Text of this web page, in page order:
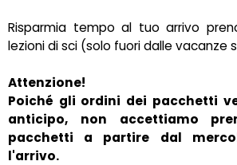
Risparmia tempo al tuo arrivo
lezioni di sci (solo fuori dalle vacanze
Attenzione!
Poiché gli ordini dei pacchetti
anticipo, non accettiamo
pacchetti a partire dal
l'arrivo.